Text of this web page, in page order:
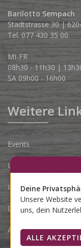
Barilotto Sempach
Stadtstrasse 30 |
Tel. 077 430 35 00
MI-FR
08h30 - 11h30 |
SA 09h00 - 16h00
Weitere
Events
Lieferbedingungen
Impressum
Datenschutzerklärung
AGB
Deine
Unsere Website
uns, dein